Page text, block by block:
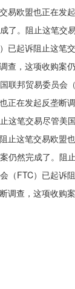
易欧盟也正在
了。阻止这笔
已起诉阻止这
查，这项收购
联邦贸易委员
正在发起反垄
这笔交易尽管
止这笔交易欧
仍然完成了。
（FTC）已起
欧盟也